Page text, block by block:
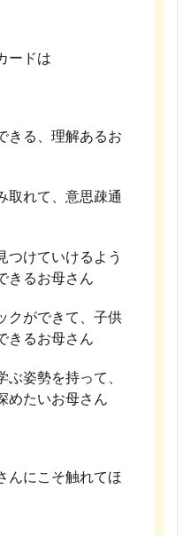
ードは
きる、理解あるお
取れて、意思疎通
つけていけるよう
きるお母さん
クができて、子供
きるお母さん
ぶ姿勢を持って、
めたいお母さん
んにこそ触れてほ